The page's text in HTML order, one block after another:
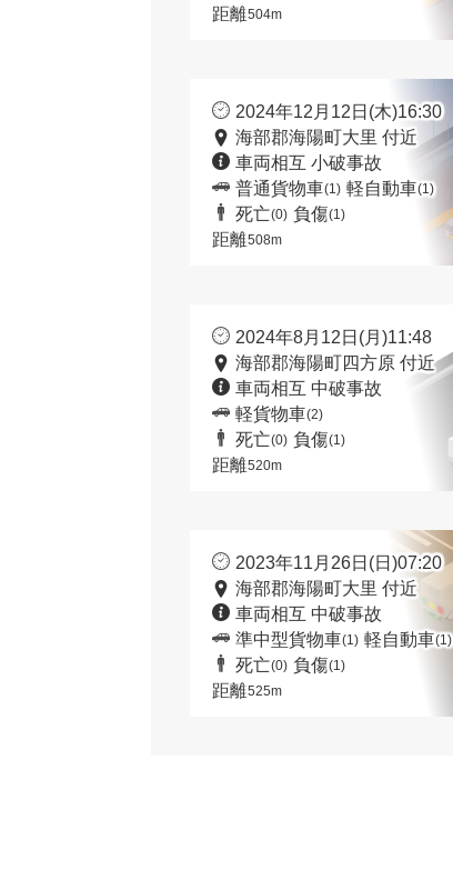
距離504m
2024年12月12日(木)16:30
海部郡海陽町大里 付近
車両相互 小破事故
普通貨物車(1) 軽自動車(1)
死亡(0) 負傷(1)
距離508m
2024年8月12日(月)11:48
海部郡海陽町四方原 付近
車両相互 中破事故
軽貨物車(2)
死亡(0) 負傷(1)
距離520m
2023年11月26日(日)07:20
海部郡海陽町大里 付近
車両相互 中破事故
準中型貨物車(1) 軽自動車(1)
死亡(0) 負傷(1)
距離525m